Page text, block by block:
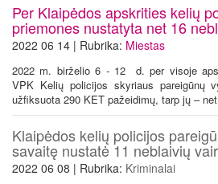
Per Klaipėdos apskrities kelių
priemones nustatyta net 16
2022 06 14 | Rubrika: Miestas
2022 m. birželio 6 - 12 d. per visoje
VPK Kelių policijos skyriaus pareigūnų
užfiksuota 290 KET pažeidimų, tarp jų –
Klaipėdos kelių policijos
savaitę nustatė 11 neblaivių
2022 06 08 | Rubrika: Kriminalai